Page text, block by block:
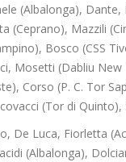
(Albalonga), Dante,
(Ceprano), Mazzili
Bosco (CSS
Mosetti (Dabliu
Corso (P. C. Tor
(Tor di Quinto),
De Luca, Fiorletta
(Albalonga),